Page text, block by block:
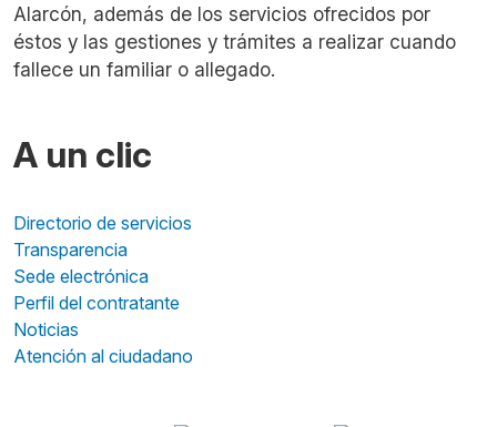
Alarcón, además de los servicios ofrecidos por
éstos y las gestiones y trámites a realizar cuando
fallece un familiar o allegado.
A un clic
Directorio de servicios
Transparencia
Sede electrónica
Perfil del contratante
Noticias
Atención al ciudadano